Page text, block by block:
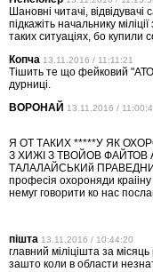
Шановні читачі,
підкажіть начальнику
таких ситуаціях, бо
Копча 13.11.2016 / 11:11:21
Тішить те що фейковий
дурниці.
ВОРОНАЙ 13.11.2016 /
Я ОТ ТАКИХ *****У ЯК
З ХИЖІ З ТВОЙОВ
ТАЛАЛАЙСЬКИй ПРАВЕДНИК
професія охороняди
немуг говорити ко нас
пішта 13.11.2016 / 10:44:20
главний міліцішта за
зашто коли в области